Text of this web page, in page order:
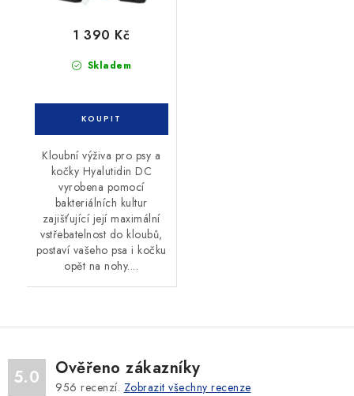
Skladem
1 390 Kč
Kloubní výživa pro psy a
kočky Hyalutidin DC
vyrobena pomocí
bakteriálních kultur
zajišťující její maximální
vstřebatelnost do kloubů,
postaví vašeho psa i kočku
opět na nohy....
5.0 Ověřeno zákazníky
956 recenzí. Zobrazit všechny recenze